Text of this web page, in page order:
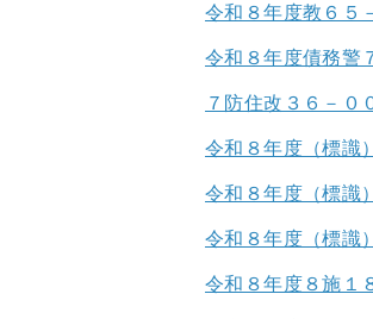
令和８年度教６５
令和８年度債務警
７防住改３６－０
令和８年度（標識
令和８年度（標識
令和８年度（標識
令和８年度８施１